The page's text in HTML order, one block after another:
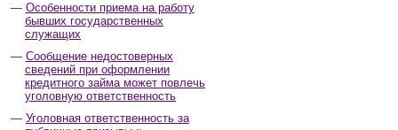
Особенности приема на работу
бывших государственных
служащих
Сообщение недостоверных
сведений при оформлении
кредитного займа может повлечь
уголовную ответственность
Уголовная ответственность за